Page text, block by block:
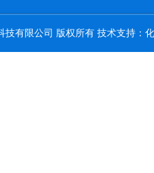
有限公司 版权所有 技术支持：